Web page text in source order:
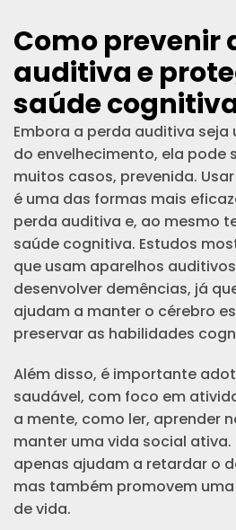
Como prevenir
auditiva e
saúde
Embora a perda auditiva
do envelhecimento, ela pode
muitos casos, prevenida.
é uma das formas mais
perda auditiva e, ao mesmo
saúde cognitiva. Estudos
que usam aparelhos
desenvolver demências, já
ajudam a manter o cérebro
preservar as habilidades
Além disso, é importante
saudável, com foco em
a mente, como ler, aprender
manter uma vida social ativa.
apenas ajudam a retardar o
mas também promovem
de vida.